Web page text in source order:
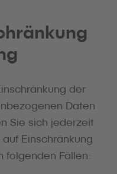
der
Daten
Sie sich jederzeit
Einschränkung
folgenden Fällen: